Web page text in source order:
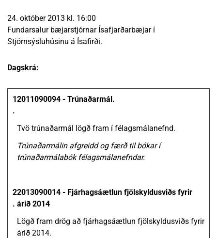
24. október 2013 kl. 16:00
Fundarsalur bæjarstjórnar Ísafjarðarbæjar í
Stjórnsýsluhúsinu á Ísafirði.
Dagskrá:
1
.
2011090094 - Trúnaðarmál.
Tvö trúnaðarmál lögð fram í félagsmálanefnd.
Trúnaðarmálin afgreidd og færð til bókar í
trúnaðarmálabók félagsmálanefndar.
2
.
2013090014 - Fjárhagsáætlun fjölskyldusviðs fyrir
árið 2014
Lögð fram drög að fjárhagsáætlun fjölskyldusviðs fyrir
árið 2014.